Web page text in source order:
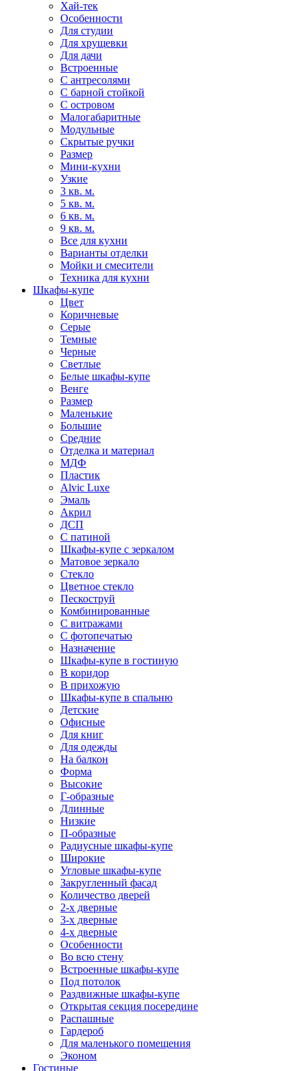
Хай-тек
Особенности
Для студии
Для хрущевки
Для дачи
Встроенные
С антресолями
С барной стойкой
С островом
Малогабаритные
Модульные
Скрытые ручки
Размер
Мини-кухни
Узкие
3 кв. м.
5 кв. м.
6 кв. м.
9 кв. м.
Все для кухни
Варианты отделки
Мойки и смесители
Техника для кухни
Шкафы-купе
Цвет
Коричневые
Серые
Темные
Черные
Светлые
Белые шкафы-купе
Венге
Размер
Маленькие
Большие
Средние
Отделка и материал
МДФ
Пластик
Alvic Luxe
Эмаль
Акрил
ДСП
С патиной
Шкафы-купе с зеркалом
Матовое зеркало
Стекло
Цветное стекло
Пескоструй
Комбинированные
С витражами
С фотопечатью
Назначение
Шкафы-купе в гостиную
В коридор
В прихожую
Шкафы-купе в спальню
Детские
Офисные
Для книг
Для одежды
На балкон
Форма
Высокие
Г-образные
Длинные
Низкие
П-образные
Радиусные шкафы-купе
Широкие
Угловые шкафы-купе
Закругленный фасад
Количество дверей
2-х дверные
3-х дверные
4-х дверные
Особенности
Во всю стену
Встроенные шкафы-купе
Под потолок
Раздвижные шкафы-купе
Открытая секция посередине
Распашные
Гардероб
Для маленького помещения
Эконом
Гостиные